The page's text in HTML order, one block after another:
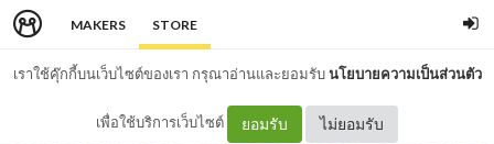
MAKERS STORE
เราใช้คุ๊กกี้บนเว็บไซต์ของเรา กรุณาอ่านและยอมรับนโยบายความเป็นส่วนตัว
เพื่อใช้บริการเว็บไซต์ ยอมรับ ไม่ยอมรับ